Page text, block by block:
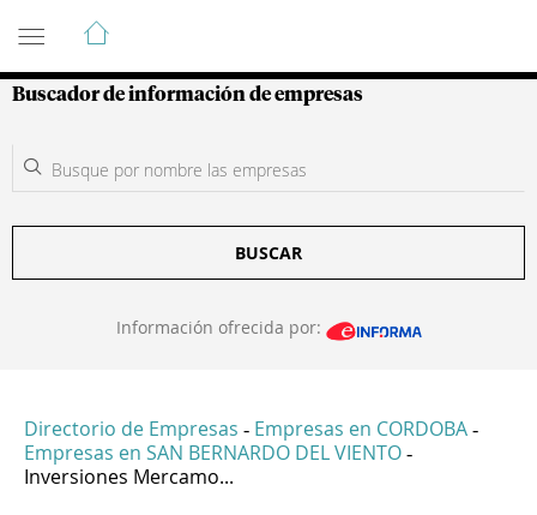
Guía de Empresas Colombianas
Buscador de información de empresas
BUSCAR
Información ofrecida por:
Directorio de Empresas - Empresas en CORDOBA -
Empresas en SAN BERNARDO DEL VIENTO -
Inversiones Mercamo...